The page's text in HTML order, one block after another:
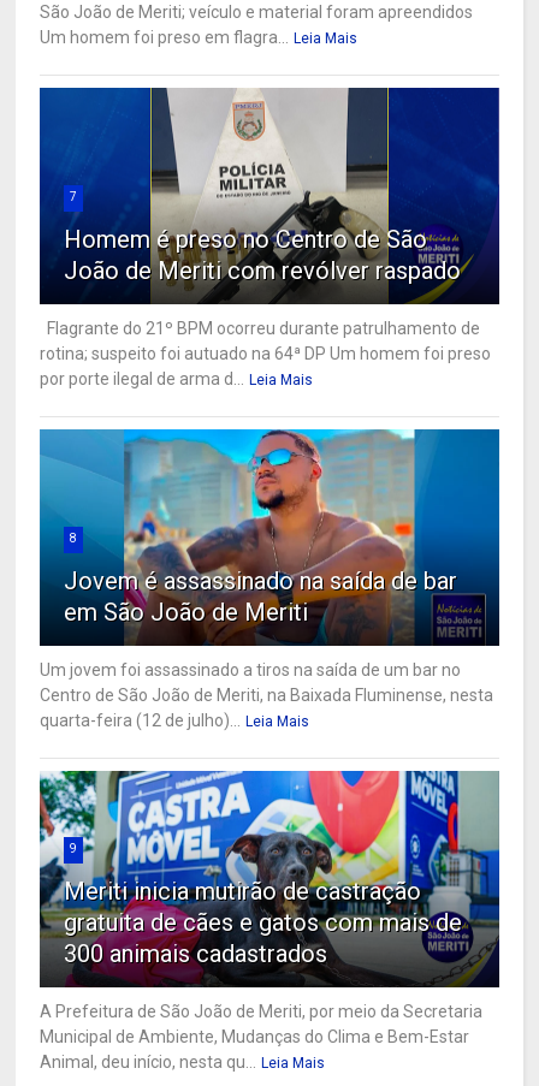
São João de Meriti; veículo e material foram apreendidos
Um homem foi preso em flagra...
Leia Mais
7
Homem é preso no Centro de São
João de Meriti com revólver raspado
Flagrante do 21º BPM ocorreu durante patrulhamento de
rotina; suspeito foi autuado na 64ª DP Um homem foi preso
por porte ilegal de arma d...
Leia Mais
8
Jovem é assassinado na saída de bar
em São João de Meriti
Um jovem foi assassinado a tiros na saída de um bar no
Centro de São João de Meriti, na Baixada Fluminense, nesta
quarta-feira (12 de julho)...
Leia Mais
9
Meriti inicia mutirão de castração
gratuita de cães e gatos com mais de
300 animais cadastrados
A Prefeitura de São João de Meriti, por meio da Secretaria
Municipal de Ambiente, Mudanças do Clima e Bem-Estar
Animal, deu início, nesta qu...
Leia Mais